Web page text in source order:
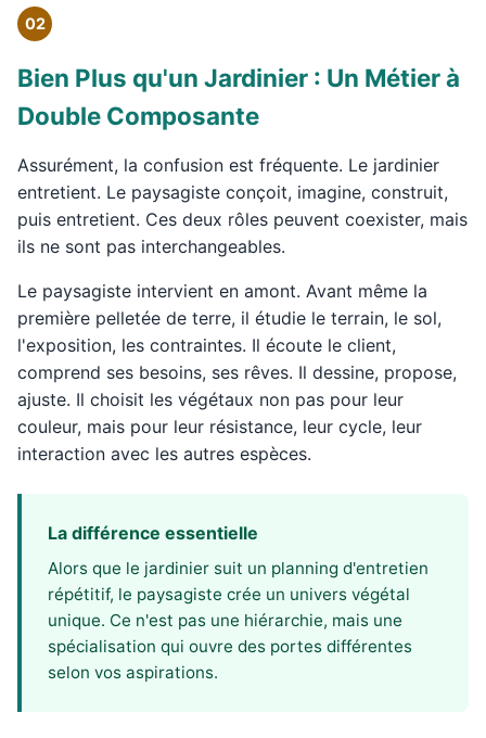
02
Bien Plus qu'un Jardinier : Un Métier à
Double Composante
Assurément, la confusion est fréquente. Le jardinier
entretient. Le paysagiste conçoit, imagine, construit,
puis entretient. Ces deux rôles peuvent coexister, mais
ils ne sont pas interchangeables.
Le paysagiste intervient en amont. Avant même la
première pelletée de terre, il étudie le terrain, le sol,
l'exposition, les contraintes. Il écoute le client,
comprend ses besoins, ses rêves. Il dessine, propose,
ajuste. Il choisit les végétaux non pas pour leur
couleur, mais pour leur résistance, leur cycle, leur
interaction avec les autres espèces.
La différence essentielle
Alors que le jardinier suit un planning d'entretien
répétitif, le paysagiste crée un univers végétal
unique. Ce n'est pas une hiérarchie, mais une
spécialisation qui ouvre des portes différentes
selon vos aspirations.